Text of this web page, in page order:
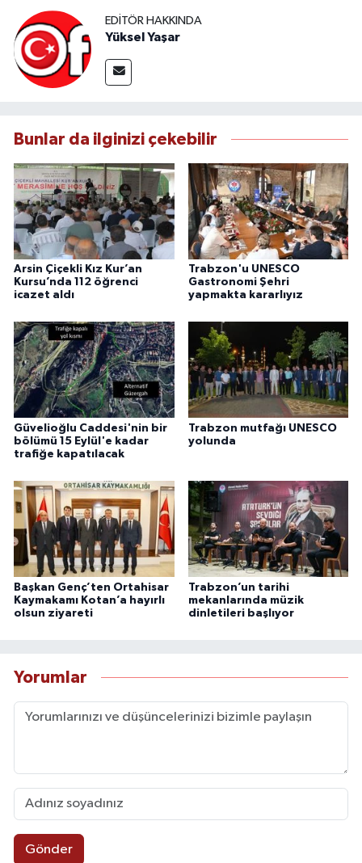
EDITÖR HAKKINDA
Yüksel Yaşar
Bunlar da ilginizi çekebilir
Arsin Çiçekli Kız Kur’an
Kursu’nda 112 öğrenci
icazet aldı
Trabzon'u UNESCO
Gastronomi Şehri
yapmakta kararlıyız
Güvelioğlu Caddesi'nin bir
bölümü 15 Eylül'e kadar
trafiğe kapatılacak
Trabzon mutfağı UNESCO
yolunda
Başkan Genç’ten Ortahisar
Kaymakamı Kotan’a hayırlı
olsun ziyareti
Trabzon’un tarihi
mekanlarında müzik
dinletileri başlıyor
Yorumlar
Gönder